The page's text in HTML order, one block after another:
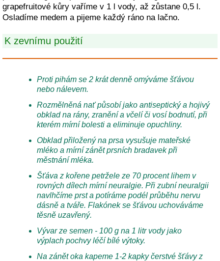
grapefruitové kůry vaříme v 1 l vody, až zůstane 0,5 l.
Osladíme medem a pijeme každý ráno na lačno.
K zevnímu použití
Proti pihám se 2 krát denně omýváme šťávou
nebo nálevem.
Rozmělněná nať působí jako antiseptický a hojivý
obklad na rány, zranění a včelí či vosí bodnutí, při
kterém mírní bolesti a eliminuje opuchliny.
Obklad přiložený na prsa vysušuje mateřské
mléko a mírní zánět prsních bradavek při
městnání mléka.
Šťáva z kořene petržele ze 70 procent lihem v
rovných dílech mírní neuralgie. Při zubní neuralgii
navlhčíme prst a potíráme podél průběhu nervu
dásně a tváře. Flakónek se šťávou uchováváme
těsně uzavřený.
Vývar ze semen - 100 g na 1 litr vody jako
výplach pochvy léčí bílé výtoky.
Na zánět oka kapeme 1-2 kapky čerstvé šťávy z